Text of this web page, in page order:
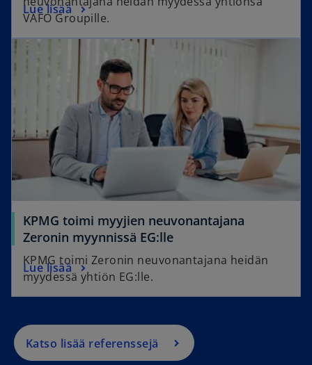
VAFO Groupille.
Lue lisää
KPMG toimi myyjien neuvonantajana
Zeronin myynnissä EG:lle
KPMG toimi Zeronin neuvonantajana heidän
myydessä yhtiön EG:lle.
Lue lisää
Katso lisää referenssejä